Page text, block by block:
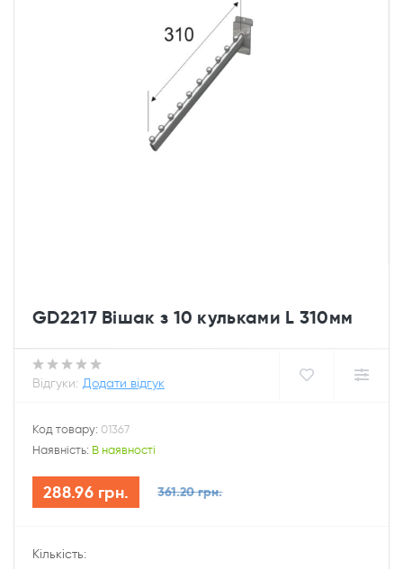
GD2217 Вішак з 10 кульками L 310мм
Відгуки: Додати відгук
Код товару: 01367
Наявність: В наявності
288.96 грн. 361.20 грн.
Кількість: